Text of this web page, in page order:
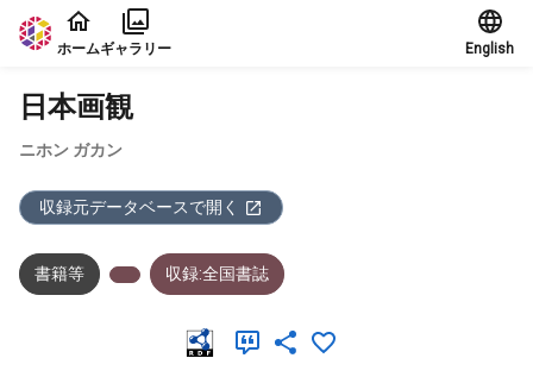
本文に飛ぶ
ホームギャラリー English
日本画観
ニホン ガカン
収録元データベースで開く
書籍等 収録:全国書誌